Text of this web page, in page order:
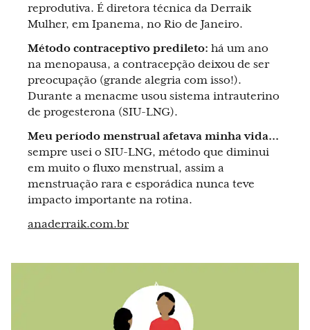
reprodutiva. É diretora técnica da Derraik
Mulher, em Ipanema, no Rio de Janeiro.
Método contraceptivo predileto: há um ano
na menopausa, a contracepção deixou de ser
preocupação (grande alegria com isso!).
Durante a menacme usou sistema intrauterino
de progesterona (SIU-LNG).
Meu período menstrual afetava minha vida...
sempre usei o SIU-LNG, método que diminui
em muito o fluxo menstrual, assim a
menstruação rara e esporádica nunca teve
impacto importante na rotina.
anaderraik.com.br